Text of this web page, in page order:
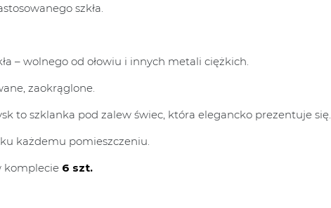
szkła.
– wolnego od ołowiu i innych metali ciężkich.
zaokrąglone.
to szklanka pod zalew świec, która elegancko prezentuje się.
każdemu pomieszczeniu.
komplecie 6 szt.